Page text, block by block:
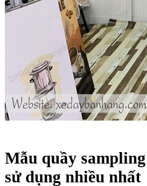
Mẫu quầy
sử dụng nhiều nhất